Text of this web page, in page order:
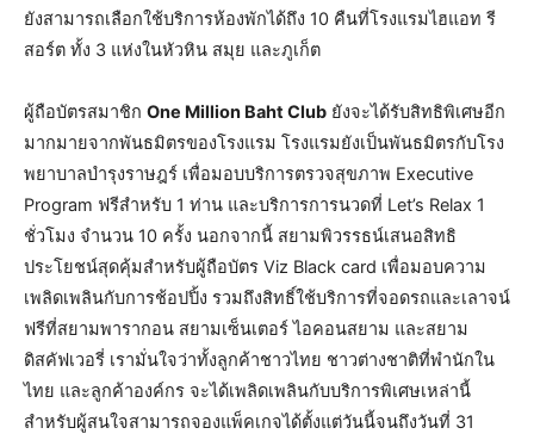
ยังสามารถเลือกใช้บริการห้องพักได้ถึง 10 คืนที่โรงแรมไฮแอท รี
สอร์ต ทั้ง 3 แห่งในหัวหิน สมุย และภูเก็ต
ผู้ถือบัตรสมาชิก One Million Baht Club ยังจะได้รับสิทธิพิเศษอีก
มากมายจากพันธมิตรของโรงแรม โรงแรมยังเป็นพันธมิตรกับโรง
พยาบาลบำรุงราษฎร์ เพื่อมอบบริการตรวจสุขภาพ Executive
Program ฟรีสำหรับ 1 ท่าน และบริการการนวดที่ Let’s Relax 1
ชั่วโมง จำนวน 10 ครั้ง นอกจากนี้ สยามพิวรรธน์เสนอสิทธิ
ประโยชน์สุดคุ้มสำหรับผู้ถือบัตร Viz Black card เพื่อมอบความ
เพลิดเพลินกับการช้อปปิ้ง รวมถึงสิทธิ์ใช้บริการที่จอดรถและเลาจน์
ฟรีที่สยามพารากอน สยามเซ็นเตอร์ ไอคอนสยาม และสยาม
ดิสคัฟเวอรี่ เรามั่นใจว่าทั้งลูกค้าชาวไทย ชาวต่างชาติที่พำนักใน
ไทย และลูกค้าองค์กร จะได้เพลิดเพลินกับบริการพิเศษเหล่านี้
สำหรับผู้สนใจสามารถจองแพ็คเกจได้ตั้งแต่วันนี้จนถึงวันที่ 31